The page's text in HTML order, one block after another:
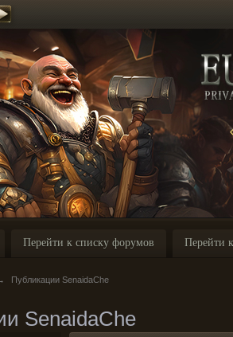
Перейти к списку форумов Перейти
Публикации SenaidaChe
SenaidaChe